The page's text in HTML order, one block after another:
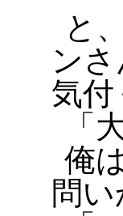
と
ン
気付
「
俺
問い